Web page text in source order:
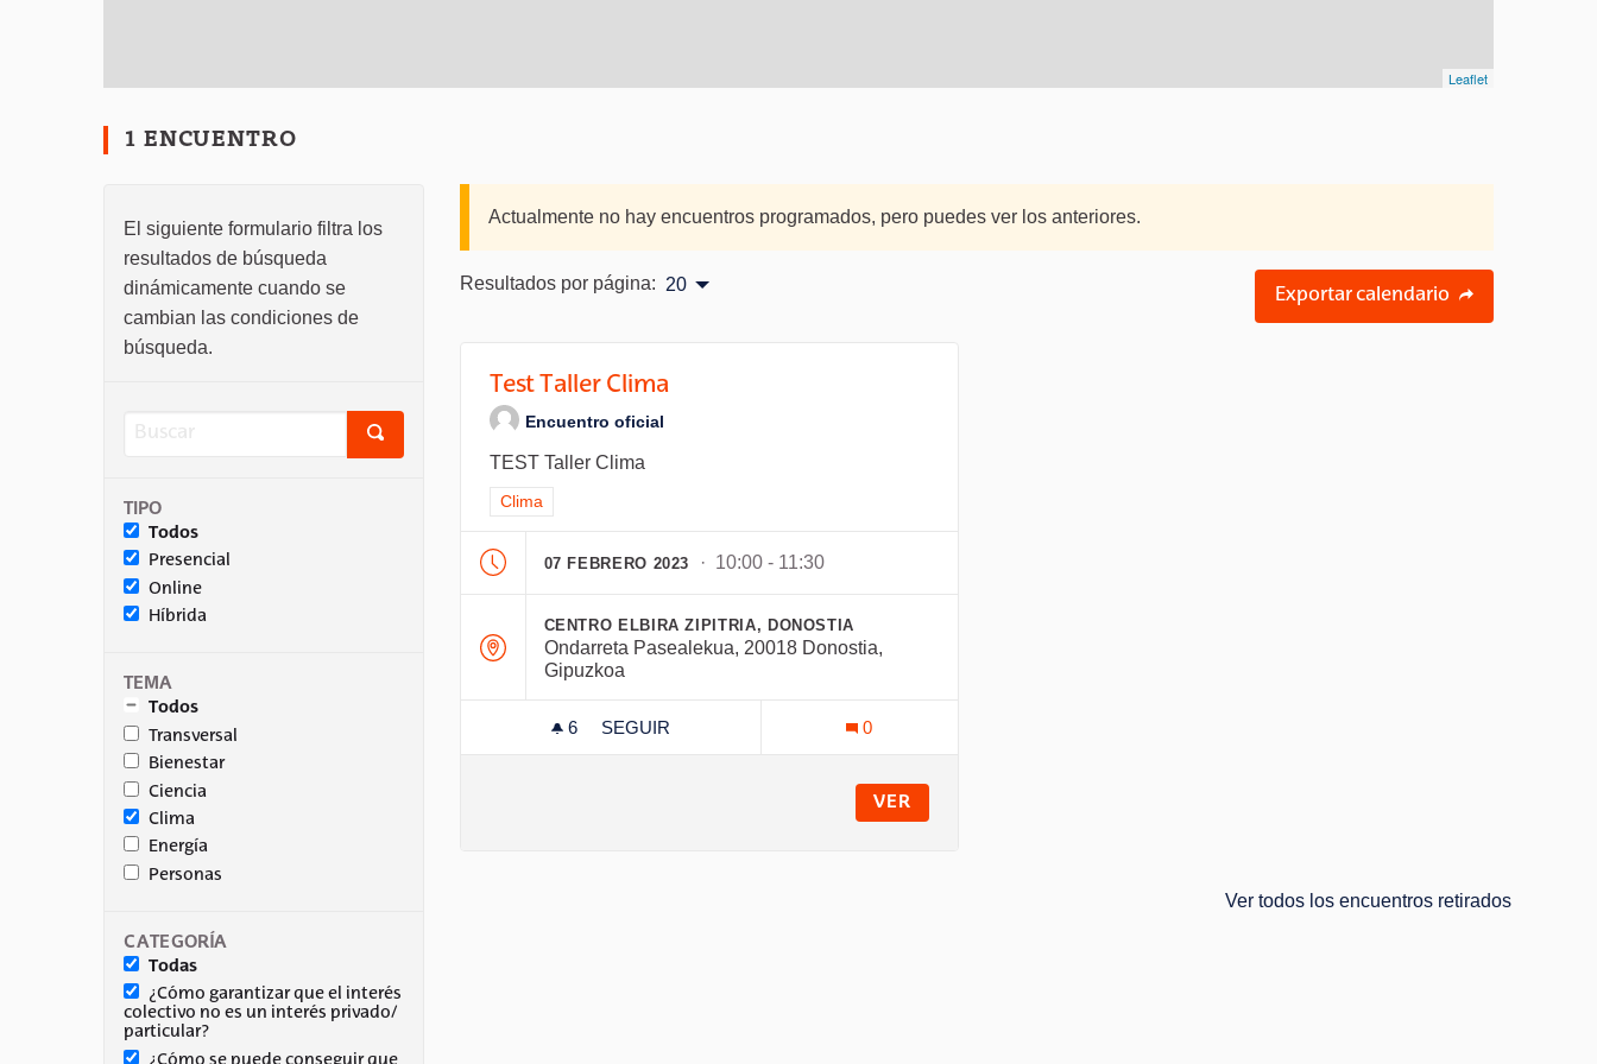
Leaflet
1 ENCUENTRO
El siguiente formulario filtra los
resultados de búsqueda
dinámicamente cuando se
cambian las condiciones de
búsqueda.
TIPO
Todos
Presencial
Online
Híbrida
TEMA
Todos
Transversal
Bienestar
Ciencia
Clima
Energía
Personas
CATEGORÍA
Todas
¿Cómo garantizar que el interés
colectivo no es un interés privado/
particular?
¿Cómo se puede conseguir que
Actualmente no hay encuentros programados, pero puedes ver los anteriores.
Resultados por página: 20
Exportar calendario
Test Taller Clima
Encuentro oficial
TEST Taller Clima
Resultados al filtrar por el tema: Clima
Clima
07 FEBRERO 2023 · 10:00 - 11:30
CENTRO ELBIRA ZIPITRIA, DONOSTIA
Ondarreta Pasealekua, 20018 Donostia,
Gipuzkoa
6 6 SEGUIDORAS
SEGUIR
0
VER
Ver todos los encuentros retirados